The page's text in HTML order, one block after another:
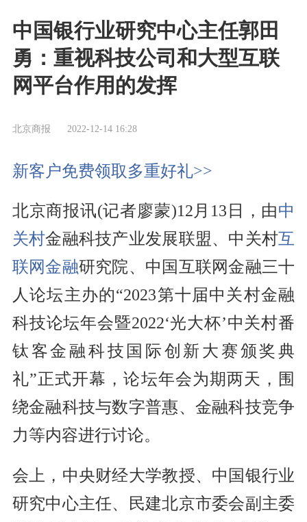
中国银行业研究中心主任郭田
勇：重视科技公司和大型互联
网平台作用的发挥
北京商报 2022-12-14 16:28
新客户免费领取多重好礼>>
北京商报讯(记者廖蒙)12月13日，由中
关村金融科技产业发展联盟、中关村互
联网金融研究院、中国互联网金融三十
人论坛主办的“2023第十届中关村金融
科技论坛年会暨2022‘光大杯’中关村番
钛客金融科技国际创新大赛颁奖典
礼”正式开幕，论坛年会为期两天，围
绕金融科技与数字普惠、金融科技竞争
力等内容进行讨论。
会上，中央财经大学教授、中国银行业
研究中心主任、民建北京市委会副主委